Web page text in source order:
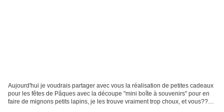
Aujourd'hui je voudrais partager avec vous la réalisation de petites cadeaux
pour les fêtes de Pâques avec la découpe "mini boîte à souvenirs" pour en
faire de mignons petits lapins, je les trouve vraiment trop choux, et vous????